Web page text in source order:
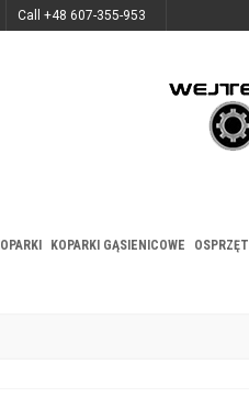
Call +48 607-355-953
KOPARKI GĄSIENICOWE